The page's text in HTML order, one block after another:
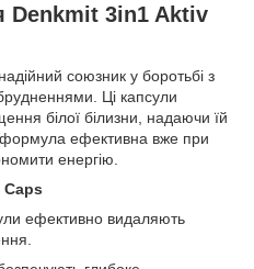
Denkmit 3in1 Aktiv
союзник у боротьбі з
Ці капсули
білої білизни, надаючи їй
формула ефективна вже при
енергію.
ефективно видаляють